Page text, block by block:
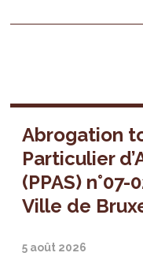
Abrogation
Particulier
(PPAS)
Ville de
5 août 2026